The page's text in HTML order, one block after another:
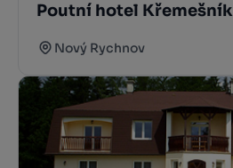
Poutní hotel Křemešník
Nový Rychnov